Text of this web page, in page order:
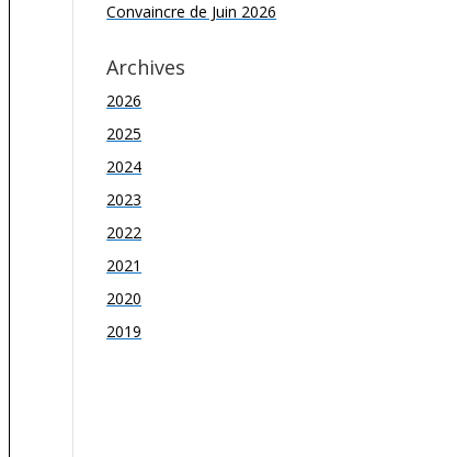
Convaincre de Juin 2026
Archives
2026
2025
2024
2023
2022
2021
2020
2019